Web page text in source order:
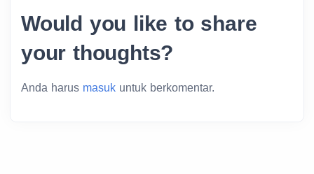
Would you like to share
your thoughts?
Anda harus masuk untuk berkomentar.